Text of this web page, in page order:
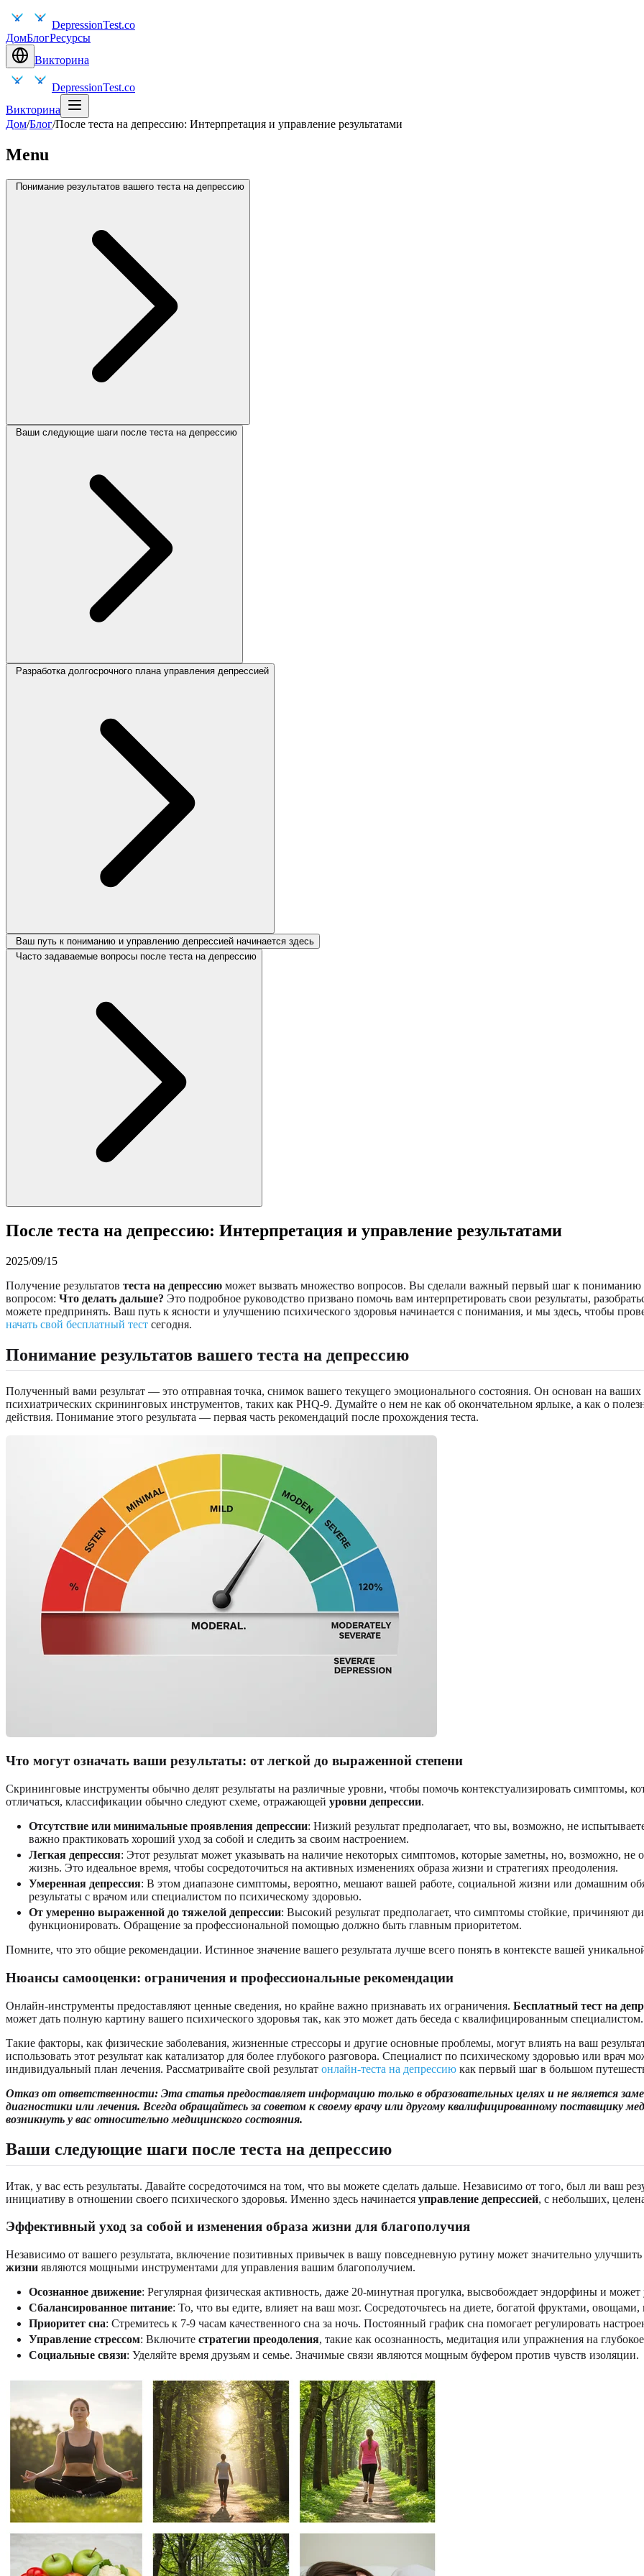
DepressionTest.co
ДомБлогРесурсы
Викторина
DepressionTest.co
Викторина
Дом/Блог/После теста на депрессию: Интерпретация и управление результатами
Menu
Понимание результатов вашего теста на депрессию
Ваши следующие шаги после теста на депрессию
Разработка долгосрочного плана управления депрессией
Ваш путь к пониманию и управлению депрессией начинается здесь
Часто задаваемые вопросы после теста на депрессию
После теста на депрессию: Интерпретация и управление результатами
2025/09/15
Получение результатов теста на депрессию может вызвать множество вопросов. Вы сделали важный первый шаг к пониманию
вопросом: Что делать дальше? Это подробное руководство призвано помочь вам интерпретировать свои результаты,
можете предпринять. Ваш путь к ясности и улучшению психического здоровья начинается с понимания, и мы здесь, чтобы
начать свой бесплатный тест сегодня.
Понимание результатов вашего теста на депрессию
Полученный вами результат — это отправная точка, снимок вашего текущего эмоционального состояния. Он основан на
психиатрических скрининговых инструментов, таких как PHQ-9. Думайте о нем не как об окончательном ярлыке, а как о
действия. Понимание этого результата — первая часть рекомендаций после прохождения теста.
Что могут означать ваши результаты: от легкой до выраженной степени
Скрининговые инструменты обычно делят результаты на различные уровни, чтобы помочь контекстуализировать симптомы,
отличаться, классификации обычно следуют схеме, отражающей уровни депрессии.
Отсутствие или минимальные проявления депрессии: Низкий результат предполагает, что вы, возможно, не
важно практиковать хороший уход за собой и следить за своим настроением.
Легкая депрессия: Этот результат может указывать на наличие некоторых симптомов, которые заметны, но, возможно,
жизнь. Это идеальное время, чтобы сосредоточиться на активных изменениях образа жизни и стратегиях преодоления.
Умеренная депрессия: В этом диапазоне симптомы, вероятно, мешают вашей работе, социальной жизни или домашним
результаты с врачом или специалистом по психическому здоровью.
От умеренно выраженной до тяжелой депрессии: Высокий результат предполагает, что симптомы стойкие, причиняют
функционировать. Обращение за профессиональной помощью должно быть главным приоритетом.
Помните, что это общие рекомендации. Истинное значение вашего результата лучше всего понять в контексте вашей
Нюансы самооценки: ограничения и профессиональные рекомендации
Онлайн-инструменты предоставляют ценные сведения, но крайне важно признавать их ограничения. Бесплатный тест на
может дать полную картину вашего психического здоровья так, как это может дать беседа с квалифицированным специалистом.
Такие факторы, как физические заболевания, жизненные стрессоры и другие основные проблемы, могут влиять на ваш
использовать этот результат как катализатор для более глубокого разговора. Специалист по психическому здоровью или врач
индивидуальный план лечения. Рассматривайте свой результат онлайн-теста на депрессию как первый шаг в большом
Отказ от ответственности: Эта статья предоставляет информацию только в образовательных целях и не является
диагностики или лечения. Всегда обращайтесь за советом к своему врачу или другому квалифицированному поставщику
возникнуть у вас относительно медицинского состояния.
Ваши следующие шаги после теста на депрессию
Итак, у вас есть результаты. Давайте сосредоточимся на том, что вы можете сделать дальше. Независимо от того, был ли ваш
инициативу в отношении своего психического здоровья. Именно здесь начинается управление депрессией, с небольших,
Эффективный уход за собой и изменения образа жизни для благополучия
Независимо от вашего результата, включение позитивных привычек в вашу повседневную рутину может значительно
жизни являются мощными инструментами для управления вашим благополучием.
Осознанное движение: Регулярная физическая активность, даже 20-минутная прогулка, высвобождает эндорфины и
Сбалансированное питание: То, что вы едите, влияет на ваш мозг. Сосредоточьтесь на диете, богатой фруктами,
Приоритет сна: Стремитесь к 7-9 часам качественного сна за ночь. Постоянный график сна помогает регулировать
Управление стрессом: Включите стратегии преодоления, такие как осознанность, медитация или упражнения на
Социальные связи: Уделяйте время друзьям и семье. Значимые связи являются мощным буфером против чувств изоляции.